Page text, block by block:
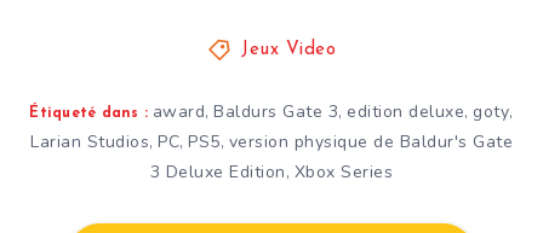
Jeux Video
Étiqueté dans : award,Baldurs Gate 3, edition deluxe, goty,
Larian Studios, PC, PS5, version physique de Baldur's Gate
3 Deluxe Edition, Xbox Series